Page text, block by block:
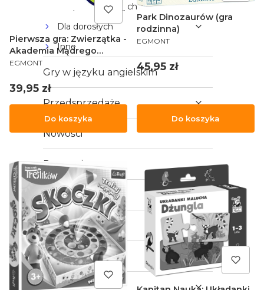
Dla początkujących
Dla dorosłych
Inne
Gry w języku angielskim
Przedsprzedaże
Nowości
Promocje
Outlet
Crowdfunding
Gry RPG
Gry bitewne
Pierwsza gra: Zwierzątka -
Akademia Mądrego
Dziecka
PRODUCENT
EGMONT
Cena
39,95 zł
Do koszyka
Park Dinozaurów (gra
rodzinna)
PRODUCENT
EGMONT
Cena
45,95 zł
Do koszyka